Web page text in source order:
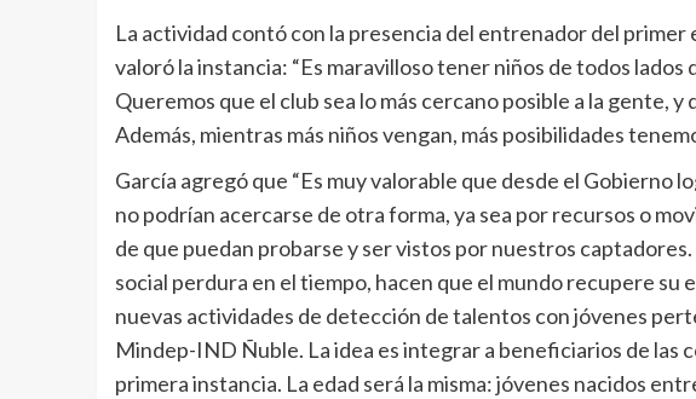
La actividad contó con la presencia del entrenador del primer
valoró la instancia: “Es maravilloso tener niños de todos
Queremos que el club sea lo más cercano posible a la gente,
Además, mientras más niños vengan, más posibilidades
García agregó que “Es muy valorable que desde el Gobierno
no podrían acercarse de otra forma, ya sea por recursos o
de que puedan probarse y ser vistos por nuestros
social perdura en el tiempo, hacen que el mundo recupere su
nuevas actividades de detección de talentos con jóvenes
Mindep-IND Ñuble. La idea es integrar a beneficiarios de las
primera instancia. La edad será la misma: jóvenes nacidos